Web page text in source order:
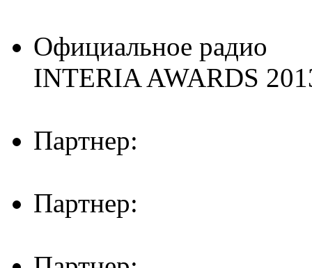
Официальное радио
INTERIA AWARDS
Партнер:
Партнер: